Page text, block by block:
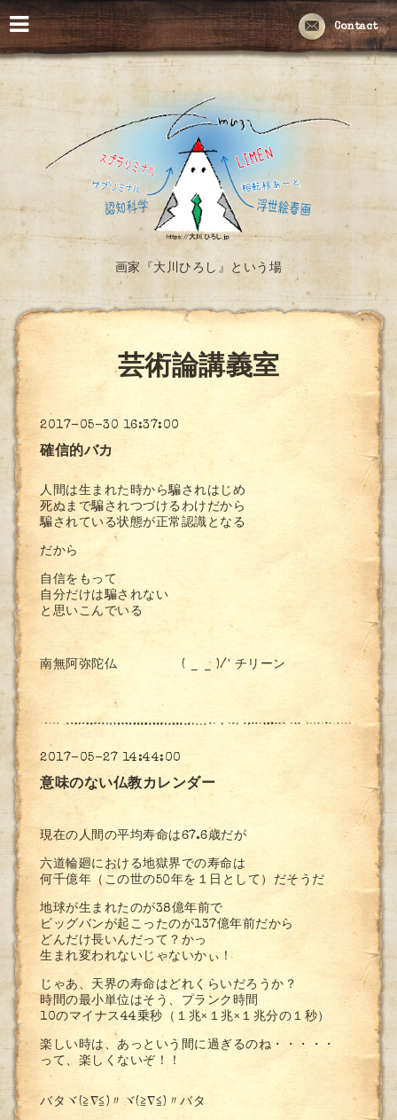
Contact
画家『大川ひろし』という場
芸術論講義室
2017-05-30 16:37:00
確信的バカ
人間は生まれた時から騙されはじめ
死ぬまで騙されつづけるわけだから
騙されている状態が正常認識となる
だから
自信をもって
自分だけは騙されない
と思いこんでいる
南無阿弥陀仏 ( _ _ )/' チリーン
2017-05-27 14:44:00
意味のない仏教カレンダー
現在の人間の平均寿命は67.6歳だが
六道輪廻における地獄界での寿命は
何千億年（この世の50年を１日として）だそうだ
地球が生まれたのが38億年前で
ビッグバンが起こったのが137億年前だから
どんだけ長いんだって？かっ
生まれ変われないじゃないかぃ！
じゃあ、天界の寿命はどれくらいだろうか？
時間の最小単位はそう、プランク時間
10のマイナス44乗秒（１兆×１兆×１兆分の１秒）
楽しい時は、あっという間に過ぎるのね・・・・・
って、楽しくないぞ！！
バタヾ(≧∇≦)〃ヾ(≧∇≦)〃バタ